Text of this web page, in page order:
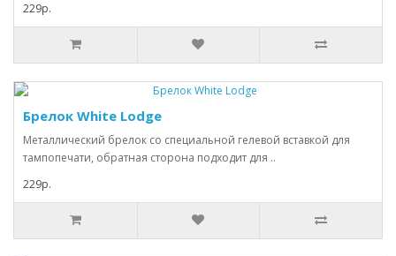
229р.
Брелок White Lodge
Металлический брелок со специальной гелевой вставкой для
тампопечати, обратная сторона подходит для ..
229р.